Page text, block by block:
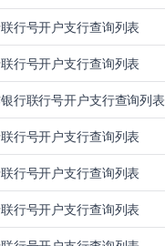
行号开户支行查询列表
行号开户支行查询列表
行联行号开户支行查询列表
行号开户支行查询列表
行号开户支行查询列表
行号开户支行查询列表